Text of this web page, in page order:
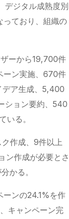
デジタル成熟度別
ており、組織の
ーから19,700件
ーン実施、670件
デア生成、5,400
ション要約、540
いる。
作成、9件以上
ン作成が必要とさ
かる。
ンの24.1%を作
キャンペーン完